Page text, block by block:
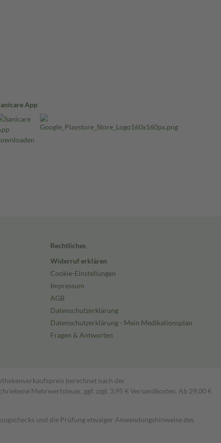
App
Rechtliches
Widerruf erklären
Cookie-Einstellungen
Impressum
AGB
Datenschutzerklärung
Datenschutzerklärung - Mein Medikationsplan
Fragen & Antworten
berechnet nach der
Mehrwertsteuer, ggf. zzgl. 3,95 € Versandkosten. Ab 29,00 €
und die Prüfung etwaiger Anwendungshinweise des